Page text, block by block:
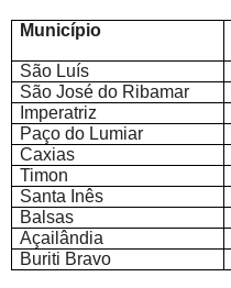
Município
São Luís
São José do Ribamar
Imperatriz
Paço do Lumiar
Caxias
Timon
Santa Inês
Balsas
Açailândia
Buriti Bravo